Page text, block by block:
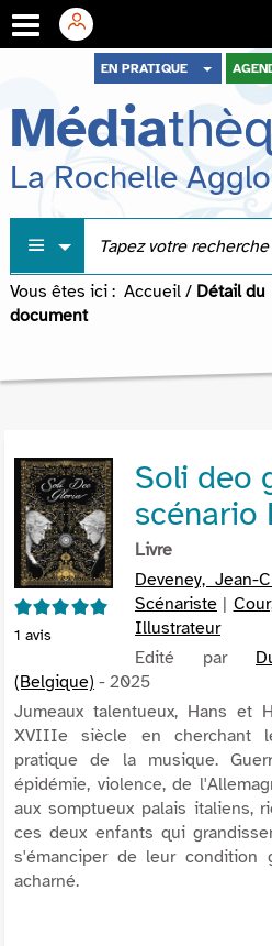
menu
contenu
recherche
EN PRATIQUE
Média
La Rochelle Agglo
Vous êtes ici : Accueil / Détail du
document
5/5
1 avis
Soli deo
scénario
Livre
Deveney, Jean-
Scénariste |
Illustrateur
Edité par
(Belgique) - 2025
Jumeaux talentueux, Hans et
XVIIIe siècle en cherchant
pratique de la musique.
épidémie, violence, de
aux somptueux palais italiens,
ces deux enfants qui
s'émanciper de leur condition
acharné.